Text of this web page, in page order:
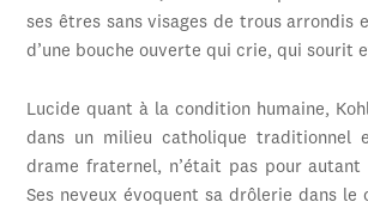
ses êtres sans visages de trous arrondis
d’une bouche ouverte qui crie, qui sourit
Lucide quant à la condition humaine,
dans un milieu catholique traditionnel
drame fraternel, n’était pas pour
Ses neveux évoquent sa drôlerie dans le